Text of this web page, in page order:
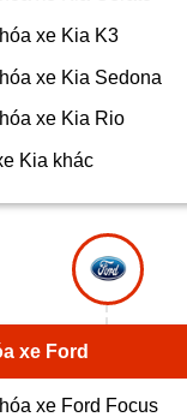
xe Kia K3
xe Kia Sedona
xe Kia Rio
Kia khác
xe Ford
xe Ford Focus